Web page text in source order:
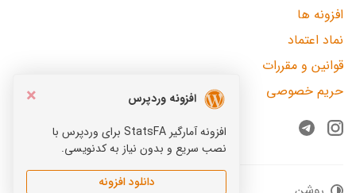
×
افزونه وردپرس
افزونه آمارگیر StatsFA برای وردپرس با
نصب سریع و بدون نیاز به کدنویسی.
دانلود افزونه
افزونه ها
نماد اعتماد
قوانین و مقررات
حریم خصوصی
Instagram
Telegram